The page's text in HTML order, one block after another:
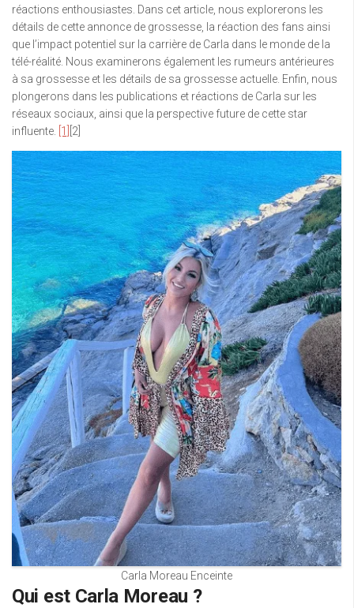
réactions enthousiastes. Dans cet article, nous explorerons les
détails de cette annonce de grossesse, la réaction des fans ainsi
que l’impact potentiel sur la carrière de Carla dans le monde de la
télé-réalité. Nous examinerons également les rumeurs antérieures
à sa grossesse et les détails de sa grossesse actuelle. Enfin, nous
plongerons dans les publications et réactions de Carla sur les
réseaux sociaux, ainsi que la perspective future de cette star
influente.
[1] [2]
Carla Moreau Enceinte
Qui est Carla Moreau ?